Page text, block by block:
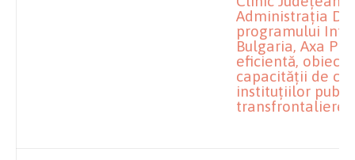
Administraţia
programului
Bulgaria, Axa
eficientă,
capacităţii de
instituţiilor
transfrontaliere.